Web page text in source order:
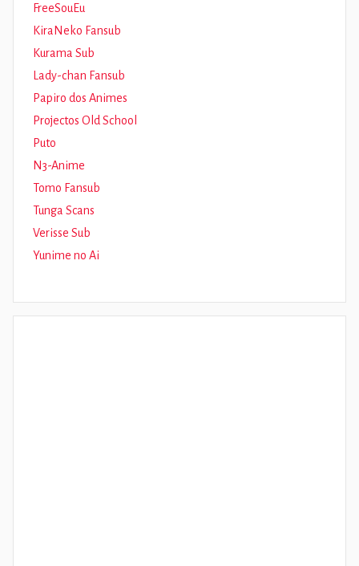
FreeSouEu
KiraNeko Fansub
Kurama Sub
Lady-chan Fansub
Papiro dos Animes
Projectos Old School
Puto
N3-Anime
Tomo Fansub
Tunga Scans
Verisse Sub
Yunime no Ai